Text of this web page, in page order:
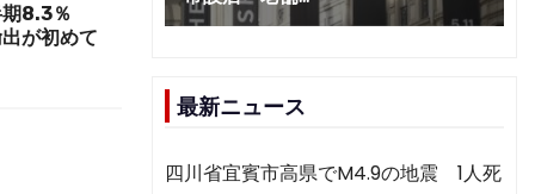
8.3％
が初めて
最新ニュース
四川省宜賓市高県でM4.9の地震 1人死